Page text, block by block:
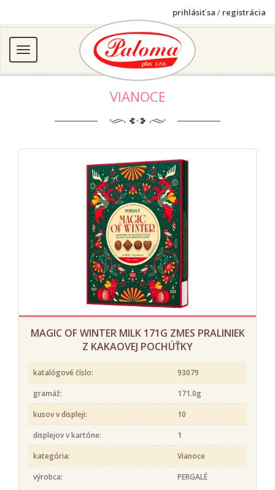
prihlásiť sa / registrácia
VIANOCE
MAGIC OF WINTER MILK 171G ZMES PRALINIEK
Z KAKAOVEJ POCHÚŤKY
katalógové číslo:
93079
gramáž:
171.0g
kusov v displeji:
10
displejov v kartóne:
1
kategória:
Vianoce
výrobca:
PERGALÉ